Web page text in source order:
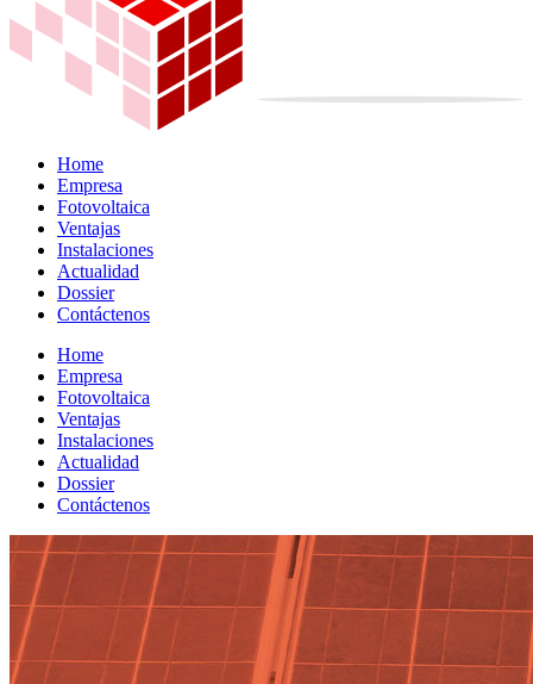
Home
Empresa
Fotovoltaica
Ventajas
Instalaciones
Actualidad
Dossier
Contáctenos
Home
Empresa
Fotovoltaica
Ventajas
Instalaciones
Actualidad
Dossier
Contáctenos